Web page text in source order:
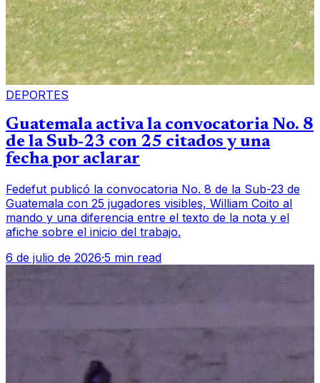
DEPORTES
Guatemala activa la convocatoria No. 8
de la Sub-23 con 25 citados y una
fecha por aclarar
Fedefut publicó la convocatoria No. 8 de la Sub-23 de
Guatemala con 25 jugadores visibles, William Coito al
mando y una diferencia entre el texto de la nota y el
afiche sobre el inicio del trabajo.
6 de julio de 2026·5 min read